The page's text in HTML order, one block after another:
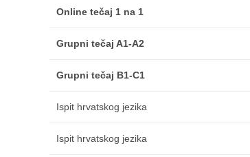
Online tečaj 1 na 1
Grupni tečaj A1-A2
Grupni tečaj B1-C1
Ispit hrvatskog jezika
Ispit hrvatskog jezika